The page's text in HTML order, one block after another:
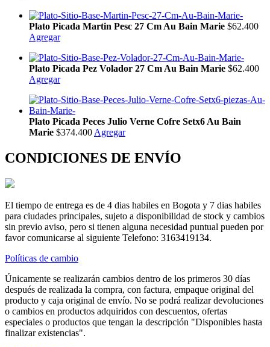
Plato Picada Martin Pesc 27 Cm Au Bain Marie $62.400
Agregar
Plato Picada Pez Volador 27 Cm Au Bain Marie $62.400
Agregar
Plato Picada Peces Julio Verne Cofre Setx6 Au Bain
Marie $374.400 Agregar
CONDICIONES DE ENVÍO
El tiempo de entrega es de 4 dias habiles en Bogota y 7 dias habiles
para ciudades principales, sujeto a disponibilidad de stock y cambios
sin previo aviso, pero si tienen alguna necesidad puntual pueden por
favor comunicarse al siguiente Telefono: 3163419134.
Políticas de cambio
Únicamente se realizarán cambios dentro de los primeros 30 días
después de realizada la compra, con factura, empaque original del
producto y caja original de envío. No se podrá realizar devoluciones
o cambios en productos adquiridos con descuentos, ofertas
especiales o productos que tengan la descripción "Disponibles hasta
finalizar existencias".